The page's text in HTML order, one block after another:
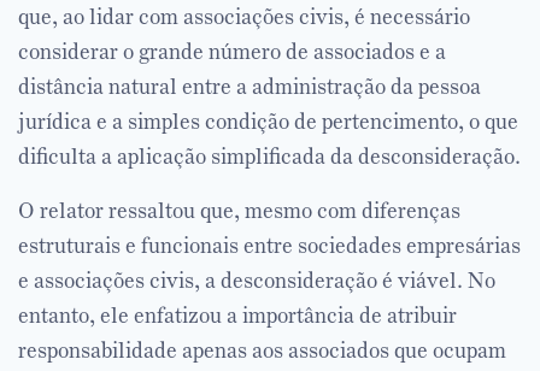
que, ao lidar com associações civis, é necessário
considerar o grande número de associados e a
distância natural entre a administração da pessoa
jurídica e a simples condição de pertencimento, o que
dificulta a aplicação simplificada da desconsideração.
O relator ressaltou que, mesmo com diferenças
estruturais e funcionais entre sociedades empresárias
e associações civis, a desconsideração é viável. No
entanto, ele enfatizou a importância de atribuir
responsabilidade apenas aos associados que ocupam